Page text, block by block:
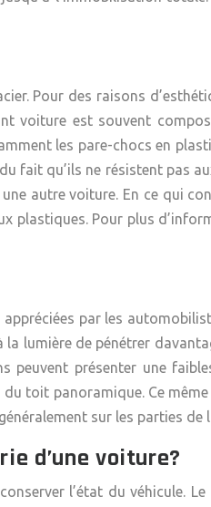
Pour des raisons
voiture est souvent
les pare-chocs en
fait qu’ils ne résistent pas
autre voiture. En ce qui
plastiques. Pour plus
par les
lumière de pénétrer
peuvent présenter une
toit panoramique. Ce
sur les parties
d’une voiture?
l’état du véhicule.